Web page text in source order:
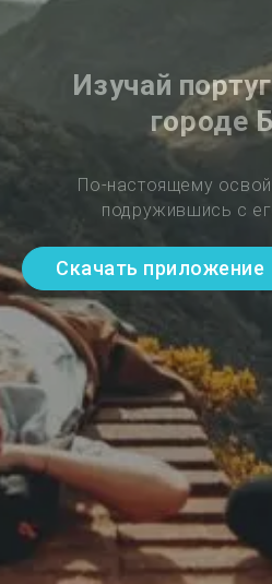
Изучай
городе
По-настоящему освой
подружившись с
Скачать приложение